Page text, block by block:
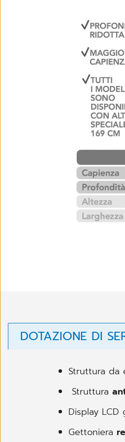
DOTAZIONE DI
Struttura da
Struttura
Display LCD
Gettoniera